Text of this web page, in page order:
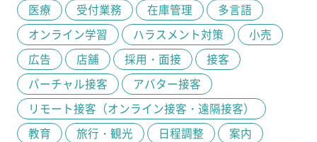
医療
受付業務 在庫管理
多言語
オンライン学習
ハラスメント対策
小売
広告
店舗 採用・面接
接客
バーチャル接客
アバター接客
リモート接客（オンライン接客・遠隔接客）
教育
旅行・観光 日程調整
案内